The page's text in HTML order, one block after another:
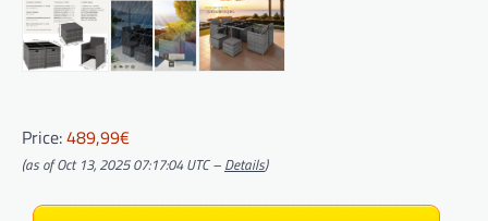
Price:489,99€
(as of Oct 13, 2025 07:17:04 UTC – Details)